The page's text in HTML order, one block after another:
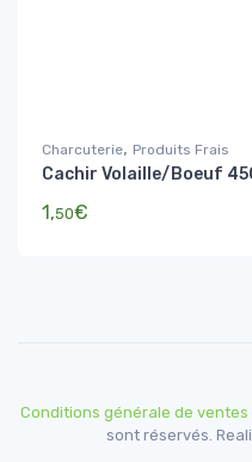
Charcuterie, Produits Frais
Cachir Volaille/Boeuf
1,50€
Conditions générale de ventes
sont réservés.